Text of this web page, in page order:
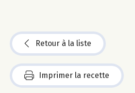
Retour à la liste
Imprimer la recette